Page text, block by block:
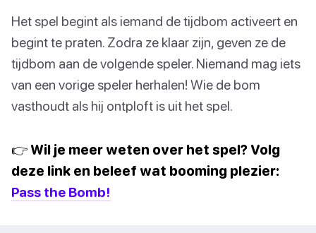
Het spel begint als iemand de tijdbom activeert en
begint te praten. Zodra ze klaar zijn, geven ze de
tijdbom aan de volgende speler. Niemand mag iets
van een vorige speler herhalen! Wie de bom
vasthoudt als hij ontploft is uit het spel.
👉 Wil je meer weten over het spel? Volg
deze link en beleef wat booming plezier:
Pass the Bomb!